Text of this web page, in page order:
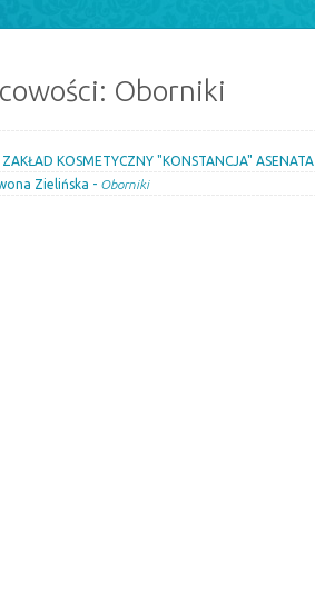
Oborniki
KOSMETYCZNY "KONSTANCJA"
Zielińska - Oborniki